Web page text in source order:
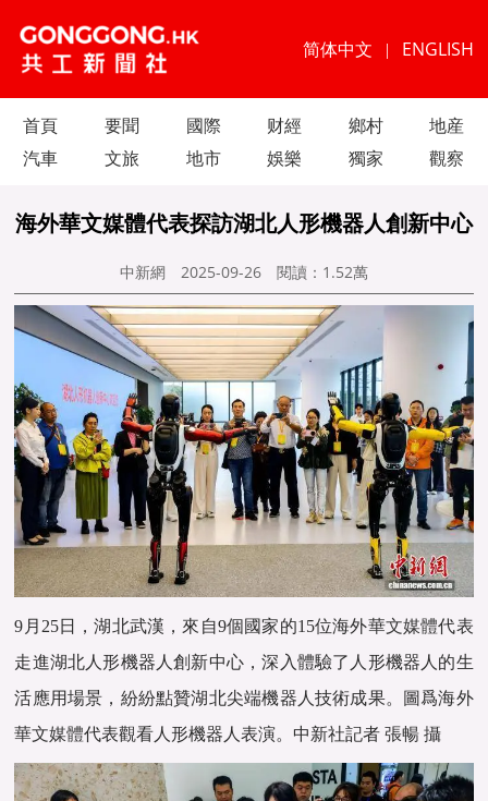
简体中文 | ENGLISH
首頁 要聞 國際 财經 鄉村
地産
汽車
文旅 地市 娛樂 獨家 觀察
海外華文媒體代表探訪湖北人形機器人創新中心
中新網 2025-09-26 閱讀： 1.52萬
9月25日，湖北武漢，來自9個國家的15位海外華文媒體代表
走進湖北人形機器人創新中心，深入體驗了人形機器人的生
活應用場景，紛紛點贊湖北尖端機器人技術成果。圖爲海外
華文媒體代表觀看人形機器人表演。中新社記者 張暢 攝